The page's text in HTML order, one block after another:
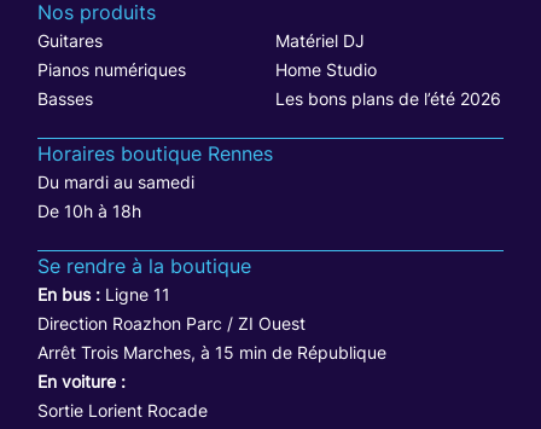
Nos produits
Guitares
Matériel DJ
Pianos numériques
Home Studio
Basses
Les bons plans de l’été 2026
Horaires boutique Rennes
Du mardi au samedi
De 10h à 18h
Se rendre à la boutique
En bus : Ligne 11
Direction Roazhon Parc / ZI Ouest
Arrêt Trois Marches, à 15 min de République
En voiture :
Sortie Lorient Rocade